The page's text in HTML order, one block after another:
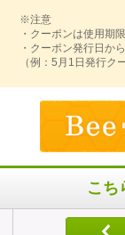
※注意
・クーポンは使用期
・クーポン発行日か
（例：5月1日発行ク
こち